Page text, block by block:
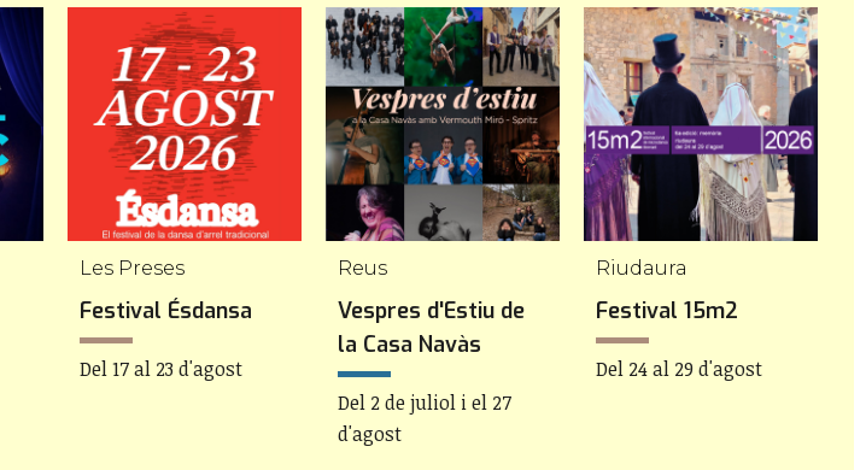
Les Preses
Festival Ésdansa
Del 17 al 23 d'agost
Reus
Vespres d'Estiu de
la Casa Navàs
Del 2 de juliol i el 27
d'agost
Riudaura
Festival 15m2
Del 24 al 29 d'agost